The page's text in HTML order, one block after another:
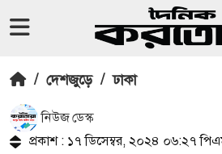
/ দেশজুড়ে / ঢাকা
নিউজ ডেস্ক
প্রকাশ : ১৭ ডিসেম্বর, ২০২৪ ০৬:২৭